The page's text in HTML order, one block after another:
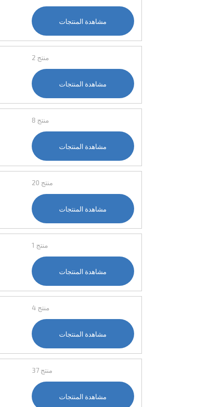
مشاهدة المنتجات
2 منتج
مشاهدة المنتجات
8 منتج
مشاهدة المنتجات
20 منتج
مشاهدة المنتجات
1 منتج
مشاهدة المنتجات
4 منتج
مشاهدة المنتجات
37 منتج
مشاهدة المنتجات